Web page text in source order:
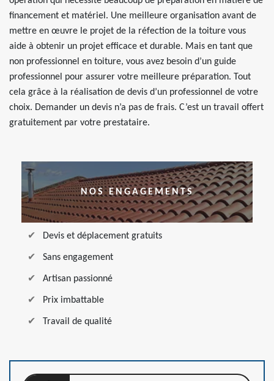
financement et matériel. Une meilleure organisation avant de
mettre en œuvre le projet de la réfection de la toiture vous
aide à obtenir un projet efficace et durable. Mais en tant que
non professionnel en toiture, vous avez besoin d’un guide
professionnel pour assurer votre meilleure préparation. Tout
cela grâce à la réalisation de devis d’un professionnel de votre
choix. Demander un devis n’a pas de frais. C’est un travail offert
gratuitement par votre prestataire.
NOS ENGAGEMENTS
Devis et déplacement gratuits
Sans engagement
Artisan passionné
Prix imbattable
Travail de qualité